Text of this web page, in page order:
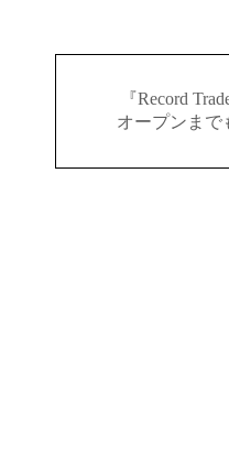
『Record
オープンまで